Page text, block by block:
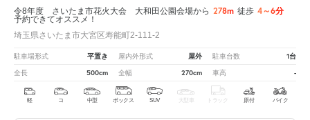
令8年度 さいたま市花火大会 大和田公園会場から 278m 徒歩 4～6分
予約できてオススメ！
埼玉県さいたま市大宮区寿能町2-111-2
駐車場形式 平置き 屋内外形式 屋外 駐車台数 1台
全長 500cm 全幅 270cm 車高 -
軽 コ 中型 ボックス SUV 大型車 トラック 原付 バイク